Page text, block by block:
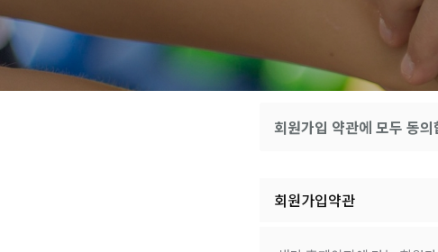
회원가입 약관에 모두 동
회원가입약관